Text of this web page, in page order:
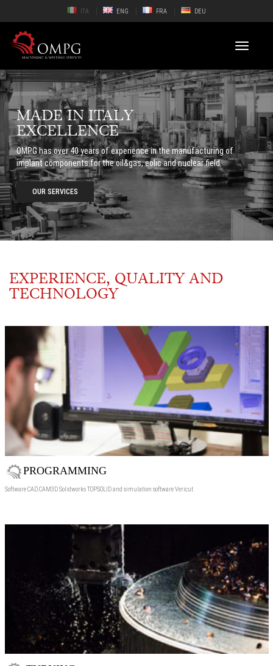
ITA ENG FRA DEU
Toggle
MADE IN ITALY
EXCELLENCE
OMPG has over 40 years of experience in the manufacturing of
implant components for the oil&gas, eolic and nuclear field.
OUR SERVICES
EXPERIENCE, QUALITY AND
TECHNOLOGY
PROGRAMMING
Software CAD CAM3D Solidworks TOPSOLID and simulation software Vericut